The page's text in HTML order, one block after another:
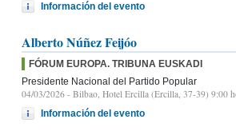
Información del evento
Alberto Núñez Feijóo
FÓRUM EUROPA. TRIBUNA EUSKADI
Presidente Nacional del Partido Popular
04/03/2026 - Bilbao, Hotel Ercilla (Ercilla, 37-39) 9:00
Información del evento